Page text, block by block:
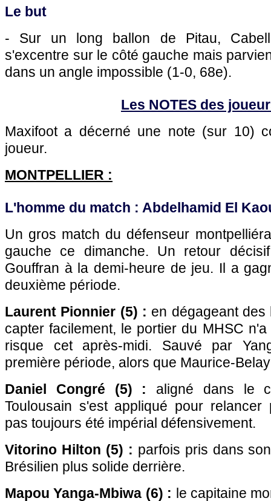
Le but
- Sur un long ballon de Pitau,
s'excentre sur le côté gauche mais
dans un angle impossible (1-0, 68e).
Les NOTES des
Maxifoot a décerné une note (sur 10)
joueur.
MONTPELLIER :
L'homme du match : Abdelhamid El
Un gros match du défenseur
gauche ce dimanche. Un retour
Gouffran à la demi-heure de jeu. Il a
deuxième période.
Laurent Pionnier (5) : en dégageant
capter facilement, le portier du MHSC
risque cet après-midi. Sauvé par
première période, alors que Maurice-
Daniel Congré (5) : aligné dans le
Toulousain s'est appliqué pour relancer
pas toujours été impérial défensivement.
Vitorino Hilton (5) : parfois pris dans
Brésilien plus solide derrière.
Mapou Yanga-Mbiwa (6) : le capitaine